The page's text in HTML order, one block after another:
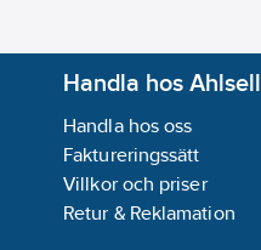
Handla hos Ahlsell
Handla hos oss
Faktureringssätt
Villkor och priser
Retur & Reklamation